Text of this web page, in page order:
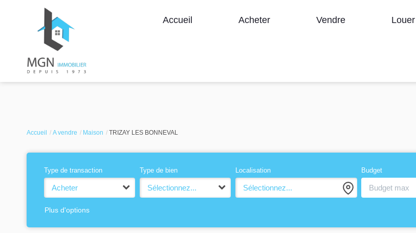
Accueil Acheter Vendre Louer
Accueil A vendre Maison TRIZAY LES BONNEVAL
Type de transaction
Acheter
Type de bien
Sélectionnez...
Localisation
Sélectionnez...
Budget
Plus d'options